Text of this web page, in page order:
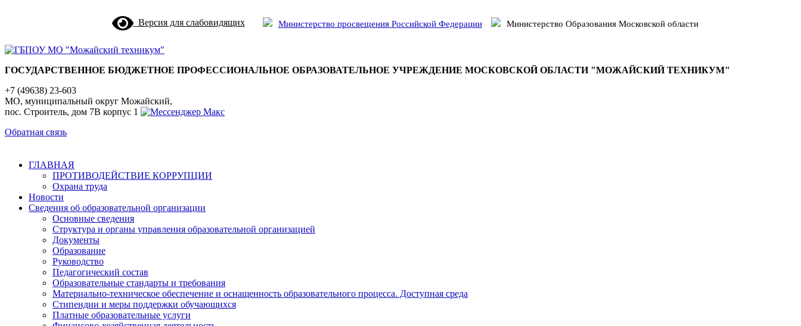
Версия для слабовидящих Министерство просвещения Российской Федерации Министерство Образования Московской области
ГОСУДАРСТВЕННОЕ БЮДЖЕТНОЕ ПРОФЕССИОНАЛЬНОЕ ОБРАЗОВАТЕЛЬНОЕ УЧРЕЖДЕНИЕ МОСКОВСКОЙ ОБЛАСТИ "МОЖАЙСКИЙ ТЕХНИКУМ"
+7 (49638) 23-603
МО, муниципальный округ Можайский,
пос. Строитель, дом 7В корпус 1
Обратная связь
ГЛАВНАЯ
ПРОТИВОДЕЙСТВИЕ КОРРУПЦИИ
Охрана труда
Новости
Сведения об образовательной организации
Основные сведения
Структура и органы управления образовательной организацией
Документы
Образование
Руководство
Педагогический состав
Образовательные стандарты и требования
Материально-техническое обеспечение и оснащенность образовательного процесса. Доступная среда
Стипендии и меры поддержки обучающихся
Платные образовательные услуги